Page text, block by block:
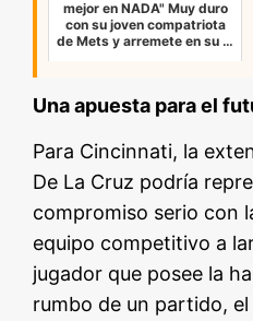
mejor en NADA" Muy duro
con su joven compatriota
de Mets y arremete en su …
Una apuesta para el
Para Cincinnati, la
De La Cruz podría
compromiso serio con
equipo competitivo a
jugador que posee la
rumbo de un partido,